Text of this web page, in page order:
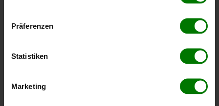
Präferenzen
Statistiken
Marketing
verifiziert
17.06.2026
von Gerhard aus Vordernberg
Roth Energie
hat alles super funktioiert